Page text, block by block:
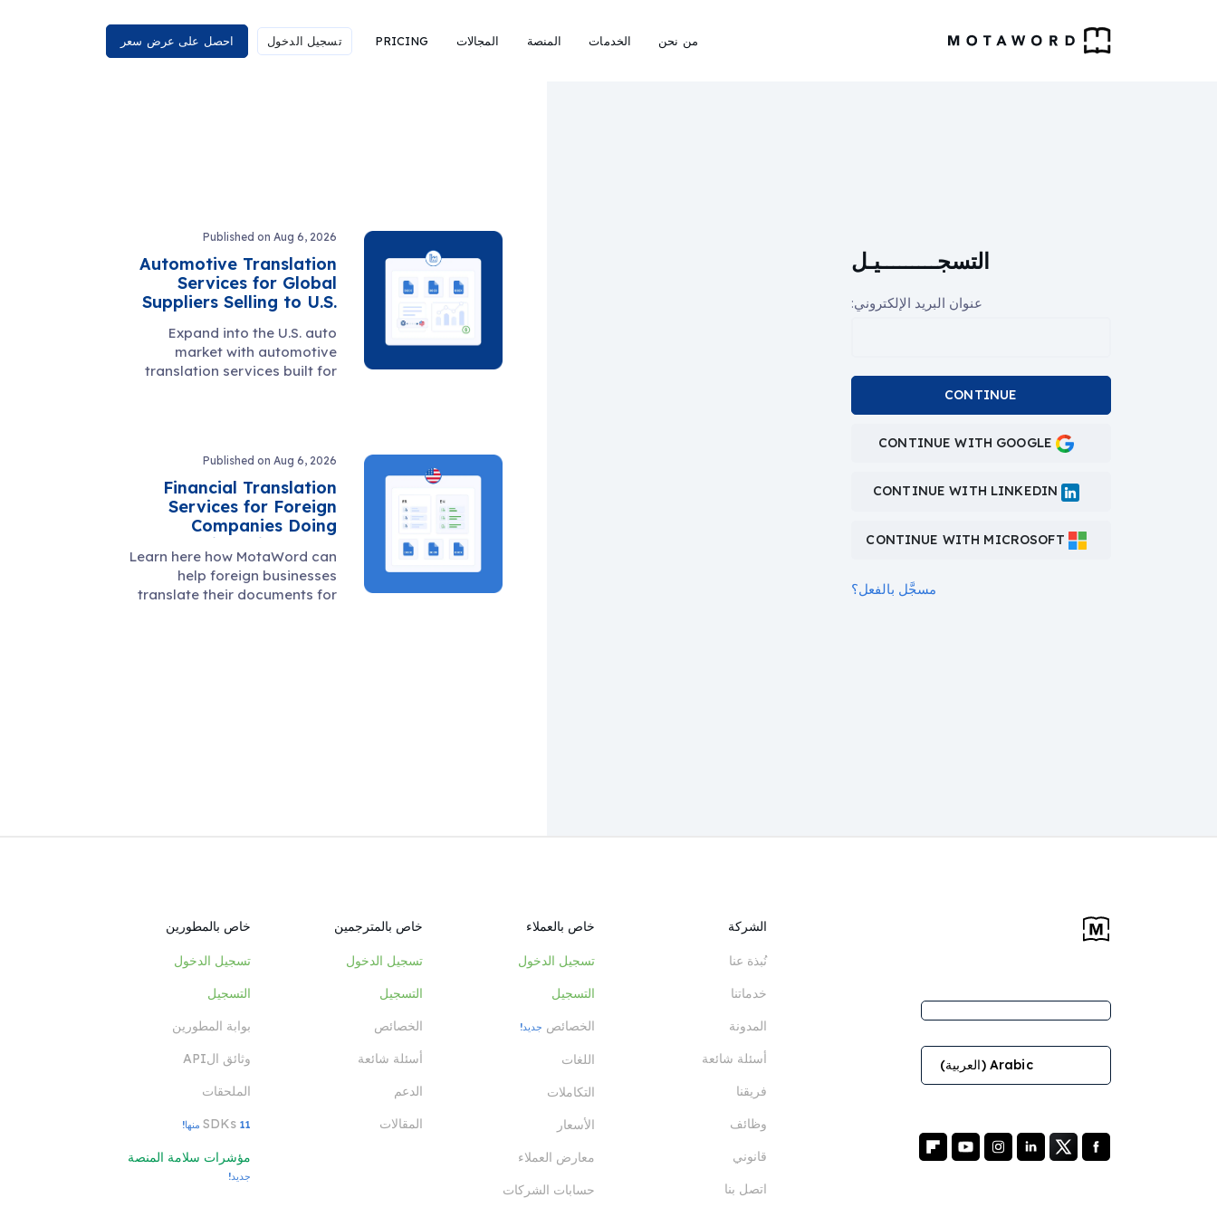
من نحن الخدمات المنصة المجالات PRICING تسجيل الدخول احصل على عرض سعر
التسجـــــــــيـل
عنوان البريد الإلكتروني:
CONTINUE
CONTINUE WITH GOOGLE
مسجَّل بالفعل؟
Published on Aug 6, 2026
Automotive Translation
Services for Global
Suppliers Selling to U.S.
Expand into the U.S. auto
market with automotive
translation services built for
Published on Aug 6, 2026
Financial Translation
Services for Foreign
Companies Doing
Business in the U.S.
Learn here how MotaWord can
help foreign businesses
translate their documents for
Arabic (العربية)
الشركة
نُبذة عنا
خدماتنا
المدونة
أسئلة شائعة
فريقنا
وظائف
قانوني
اتصل بنا
خاص بالعملاء
تسجيل الدخول
التسجيل
الخصائص جديد!
اللغات
التكاملات
الأسعار
معارض العملاء
حسابات الشركات
خاص بالمترجمين
تسجيل الدخول
التسجيل
الخصائص
أسئلة شائعة
الدعم
المقالات
خاص بالمطورين
تسجيل الدخول
التسجيل
بوابة المطورين
وثائق الAPI
الملحقات
SDKs 11 منها!
مؤشرات سلامة المنصة
جديد!